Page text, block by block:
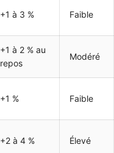
+1 à 3 % Faible
+1 à 2 % au
repos
Modéré
+1 % Faible
+2 à 4 % Élevé